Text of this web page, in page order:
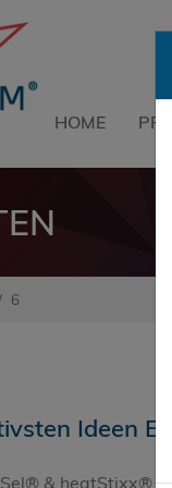
HOME
6
Ideen
& heatStixx®